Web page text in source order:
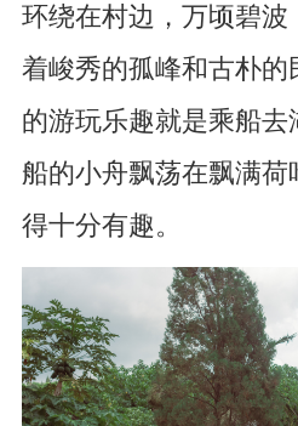
环绕在村边，万顷碧波
着峻秀的孤峰和古朴的
的游玩乐趣就是乘船去
船的小舟飘荡在飘满
得十分有趣。